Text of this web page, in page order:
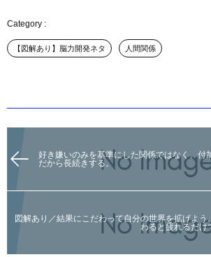
【図解あり】脳力開発ネタ 人間関係
好き嫌いのみを基準にした関係ではなく、付
だから長続きする。
図解あり／結果にこだわって自分の世界を拡げよう
わると疲れるだけ